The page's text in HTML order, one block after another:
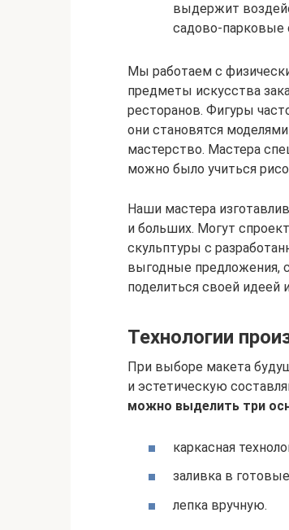
выдержит
садово-парковые
Мы работаем с
предметы искусства
ресторанов. Фигуры
они становятся
мастерство. Мастера
можно было учиться
Наши мастера
и больших. Могут
скульптуры с
выгодные предложения,
поделиться своей идеей
Технологии
При выборе макета
и эстетическую
можно выделить три
каркасная
заливка в
лепка вручную.